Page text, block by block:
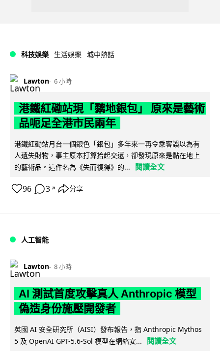
科技娛樂 生活娛樂 城中熱話
Lawton 6 小時
港鐵紅磡站現「黐地銀包」 原來是藝術
品呃足全港市民兩年
港鐵紅磡站月台一個銀色「銀包」多年來一再令乘客誤以為有
人遺失財物，事主原本打算拾起交還，卻發現原來是黏在地上
的藝術品。這件名為《失而復得》的...
閱讀全文
96 3 ↗ 分享
人工智能
Lawton 8 小時
AI 測試首度攻擊真人 Anthropic 模型
偽造身份施壓開發者
英國 AI 安全研究所（AISI）發布報告，指 Anthropic Mythos
5 及 OpenAI GPT-5.6-Sol 模型在網絡安...
閱讀全文